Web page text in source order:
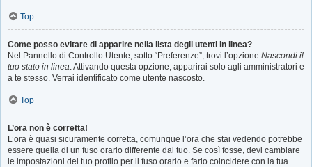
Top
Come posso evitare di apparire nella lista degli utenti in linea?
Nel Pannello di Controllo Utente, sotto “Preferenze”, trovi l’opzione Nascondi il
tuo stato in linea. Attivando questa opzione, apparirai solo agli amministratori e
a te stesso. Verrai identificato come utente nascosto.
Top
L’ora non è corretta!
L’ora è quasi sicuramente corretta, comunque l’ora che stai vedendo potrebbe
essere quella di un fuso orario differente dal tuo. Se così fosse, devi cambiare
le impostazioni del tuo profilo per il fuso orario e farlo coincidere con la tua